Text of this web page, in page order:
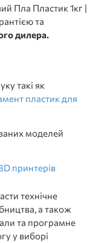
Пла Пластик 1кг |
та
дилера.
такі як
пластик для
моделей
принтерів
технічне
а також
та програмне
у виборі